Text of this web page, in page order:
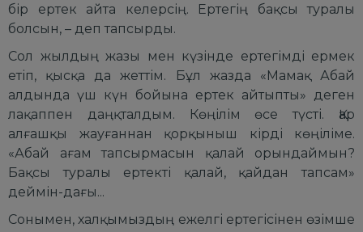
бір ертек айта келерсің. Ертегің бақсы туралы
болсын, – деп тапсырды.
Сол жылдың жазы мен күзінде ертегімді ермек
етіп, қысқа да жеттім. Бұл жазда «Мамақ Абай
алдында үш күн бойына ертек айтыпты» деген
лақаппен даңқталдым. Көңілім өсе түсті. Қар
алғашқы жауғаннан қорқыныш кірді көңіліме.
«Абай ағам тапсырмасын қалай орындаймын?
Бақсы туралы ертекті қалай, қайдан тапсам»
деймін-дағы...
Сонымен, халқымыздың ежелгі ертегісінен өзімше